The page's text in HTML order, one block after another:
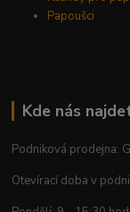
Papoušci
Kde nás
Podniková prodejna:
Otevírací doba v